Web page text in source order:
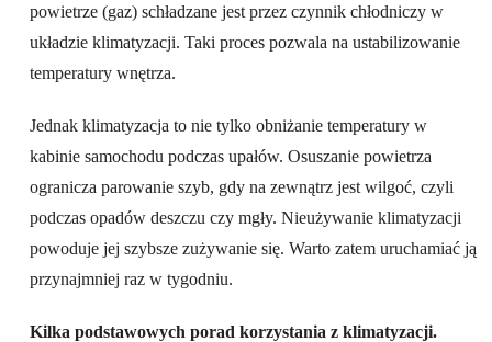
powietrze (gaz) schładzane jest przez czynnik chłodniczy w
układzie klimatyzacji. Taki proces pozwala na ustabilizowanie
temperatury wnętrza.
Jednak klimatyzacja to nie tylko obniżanie temperatury w
kabinie samochodu podczas upałów. Osuszanie powietrza
ogranicza parowanie szyb, gdy na zewnątrz jest wilgoć, czyli
podczas opadów deszczu czy mgły. Nieużywanie klimatyzacji
powoduje jej szybsze zużywanie się. Warto zatem uruchamiać ją
przynajmniej raz w tygodniu.
Kilka podstawowych porad korzystania z klimatyzacji.